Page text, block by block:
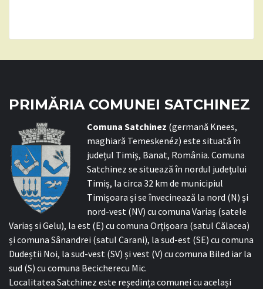
PRIMĂRIA COMUNEI SATCHINEZ
Comuna Satchinez (germană Knees,
maghiară Temeskenéz) este situată în
județul Timiș, Banat, România. Comuna
Satchinez se situează în nordul județului
Timiș, la circa 32 km de municipiul
Timișoara și se învecinează la nord (N) și
nord-vest (NV) cu comuna Variaș (satele
Variaș si Gelu), la est (E) cu comuna Orțișoara (satul Călacea)
și comuna Sânandrei (satul Carani), la sud-est (SE) cu comuna
Dudeștii Noi, la sud-vest (SV) și vest (V) cu comuna Biled iar la
sud (S) cu comuna Becicherecu Mic.
Localitatea Satchinez este reședința comunei cu același